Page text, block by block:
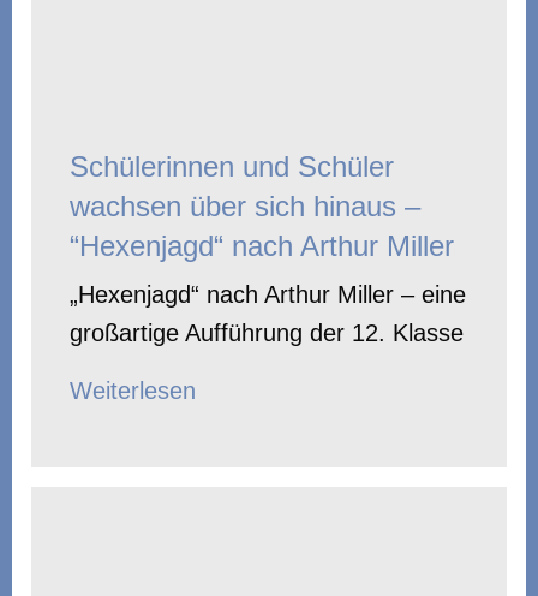
Schülerinnen und Schüler
wachsen über sich hinaus –
“Hexenjagd“ nach Arthur Miller
„Hexenjagd“ nach Arthur Miller – eine
großartige Aufführung der 12. Klasse
Weiterlesen